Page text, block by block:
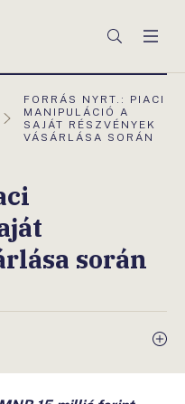
Keresés
AKTUÁLIS
OLDAL:
FORRÁS NYRT.: PIACI
MANIPULÁCIÓ A
SAJÁT RÉSZVÉNYEK
VÁSÁRLÁSA SORÁN
során